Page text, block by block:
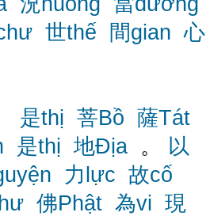
世thế 間gian 心
是thị 菩Bồ 薩Tát
是thị 地Địa 。 以
力lực 故cố
佛Phật 為vi 現